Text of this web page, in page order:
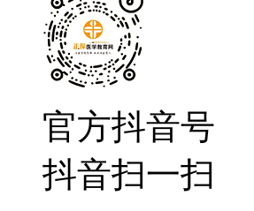
官方抖音号
抖音扫一扫